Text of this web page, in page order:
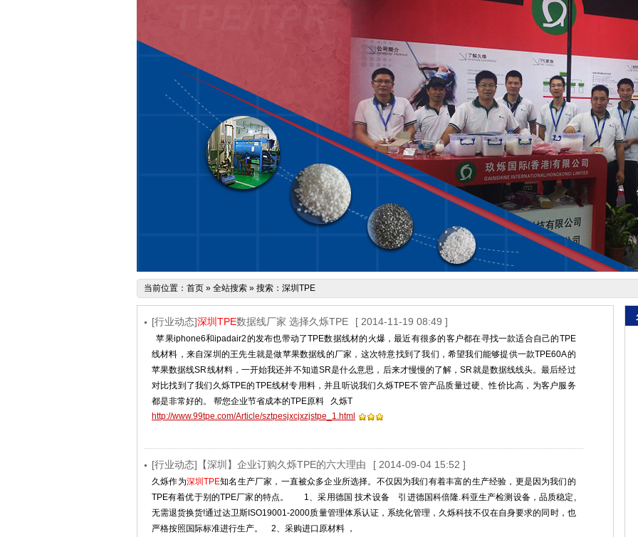
当前位置： 首页 » 全站搜索 » 搜索：深圳TPE
[行业动态]深圳TPE数据线厂家 选择久烁TPE [ 2014-11-19 08:49 ]
苹果iphone6和ipadair2的发布也带动了TPE数据线材的火爆，最近有很多的客户都在寻找一款适合自己的TPE
线材料，来自深圳的王先生就是做苹果数据线的厂家，这次特意找到了我们，希望我们能够提供一款TPE60A的
苹果数据线SR线材料，一开始我还并不知道SR是什么意思，后来才慢慢的了解，SR就是数据线线头。最后经过
对比找到了我们久烁TPE的TPE线材专用料，并且听说我们久烁TPE不管产品质量过硬、性价比高，为客户服务
都是非常好的。 帮您企业节省成本的TPE原料 久烁T
http://www.99tpe.com/Article/sztpesjxcjxzjstpe_1.html
[行业动态]【深圳】企业订购久烁TPE的六大理由 [ 2014-09-04 15:52 ]
久烁作为深圳TPE知名生产厂家，一直被众多企业所选择。不仅因为我们有着丰富的生产经验，更是因为我们的
TPE有着优于别的TPE厂家的特点。 1、采用德国 技术设备 引进德国科倍隆.科亚生产检测设备，品质稳定,
无需退货换货!通过达卫斯ISO19001-2000质量管理体系认证，系统化管理，久烁科技不仅在自身要求的同时，也
严格按照国际标准进行生产。 2、采购进口原材料 ，